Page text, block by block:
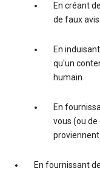
En créant
de faux avis
En
qu'un
humain
En
vous (ou
En fournissant